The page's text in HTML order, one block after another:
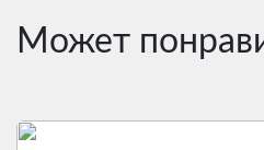
Может